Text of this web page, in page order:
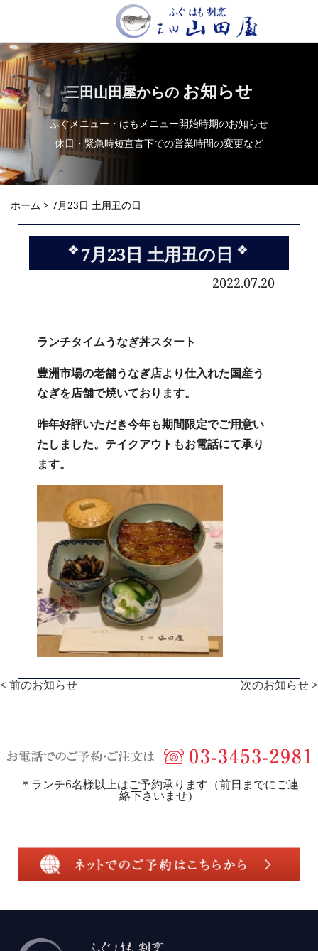
三田山田屋からの お知らせ
ふぐメニュー・はもメニュー開始時期のお知らせ
休日・緊急時短宣言下での営業時間の変更など
ホーム > 7月23日 土用丑の日
7月23日 土用丑の日
2022.07.20
ランチタイムうなぎ丼スタート
豊洲市場の老舗うなぎ店より仕入れた国産う
なぎを店舗で焼いております。
昨年好評いただき今年も期間限定でご用意い
たしました。テイクアウトもお電話にて承り
ます。
< 前のお知らせ 次のお知らせ >
＊ランチ6名様以上はご予約承ります（前日までにご連
絡下さいませ）